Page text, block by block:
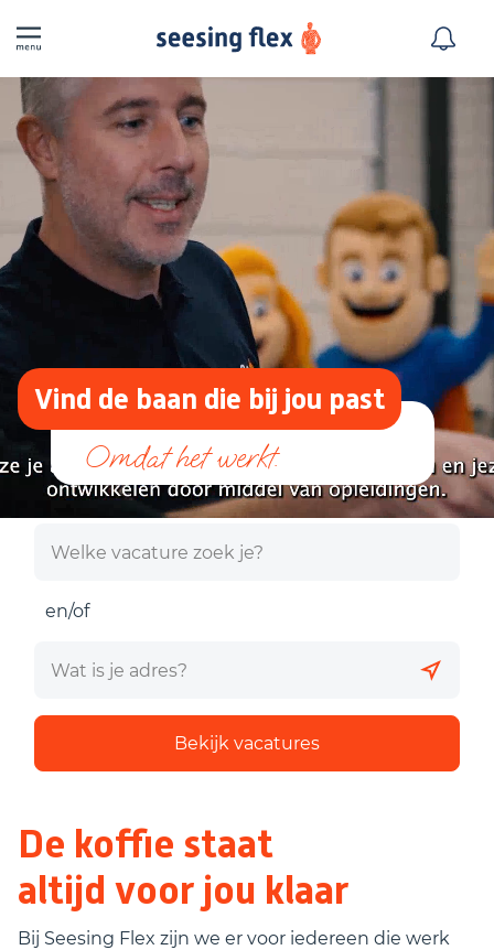
Vind de baan die bij jou past
en/of
Bekijk vacatures
De koffie staat
altijd voor jou klaar
Bij Seesing Flex zijn we er voor iedereen die werk